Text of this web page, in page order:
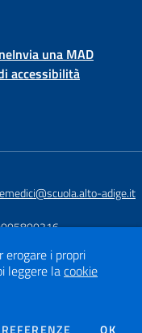
Invia una MAD
accessibilità
adige.it
by
Designers Italia
i propri
leggere lacookie
DEI COOKIE
OK